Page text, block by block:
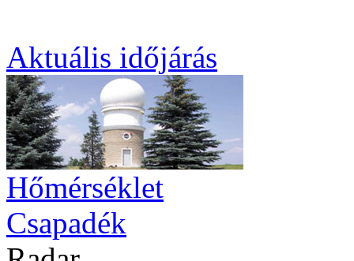
Aktuális időjárás
Hőmérséklet
Csapadék